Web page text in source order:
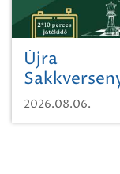
Újra
2026.08.06.